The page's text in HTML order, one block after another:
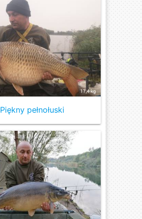
Piękny pełnołuski